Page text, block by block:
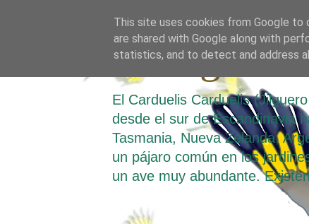
El Jilguero
El Carduelis Carduelis
desde el sur de Escandinavia
Tasmania, Nueva Zelanda,
un pájaro común en los
un ave muy abundante.
This site uses cookies from Google to
are shared with Google along with
statistics, and to detect and address